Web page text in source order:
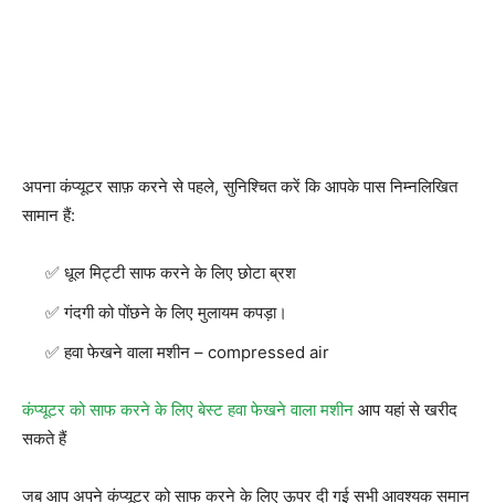
अपना कंप्यूटर साफ़ करने से पहले, सुनिश्चित करें कि आपके पास निम्नलिखित
सामान हैं:
धूल मिट्टी साफ करने के लिए छोटा ब्रश
गंदगी को पोंछने के लिए मुलायम कपड़ा।
हवा फेखने वाला मशीन – compressed air
कंप्यूटर को साफ करने के लिए बेस्ट हवा फेखने वाला मशीन आप यहां से खरीद
सकते हैं
जब आप अपने कंप्यूटर को साफ करने के लिए ऊपर दी गई सभी आवश्यक समान